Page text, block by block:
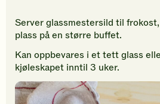
Server glassmestersild til
plass på en større buffet.
Kan oppbevares i et tett glass
kjøleskapet inntil 3 uker.